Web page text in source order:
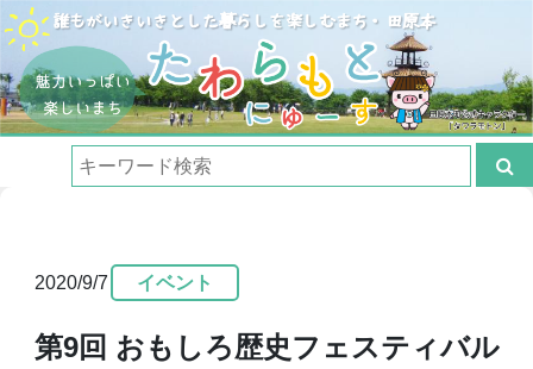
2020/9/7 イベント
第9回 おもしろ歴史フェスティバル